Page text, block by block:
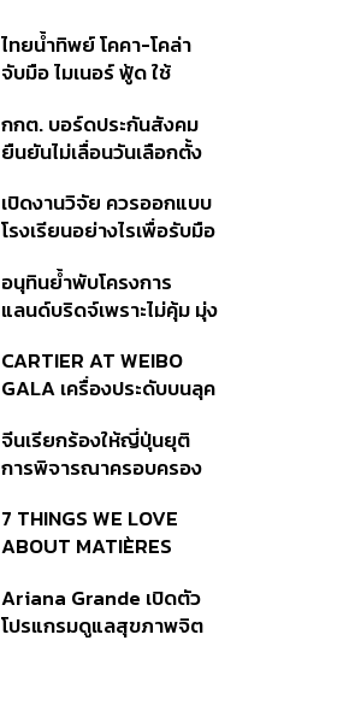
ก่อนกฎ EU บังคับปีหน้า
ไทยน้ำทิพย์ โคคา-โคล่า
จับมือ ไมเนอร์ ฟู้ด ใช้
พัน Music Marketing ใน
ปีที่ธุรกิจร้านอาหารโต
กกต. บอร์ดประกันสังคม
ยืนยันไม่เลื่อนวันเลือกตั้ง
ตามคำสั่งทุเลาของศาล
เปิดงานวิจัย ควรออกแบบ
โรงเรียนอย่างไรเพื่อรับมือ
อนุทินย้ำพับโครงการ
แลนด์บริดจ์เพราะไม่คุ้ม มุ่ง
รองรับอ่าวไทย-อันดามัน
CARTIER AT WEIBO
GALA เครื่องประดับบนลุค
สำคัญ
จีนเรียกร้องให้ญี่ปุ่นยุติ
การพิจารณาครอบครอง
7 THINGS WE LOVE
ABOUT MATIÈRES
Ariana Grande เปิดตัว
โปรแกรมดูแลสุขภาพจิต